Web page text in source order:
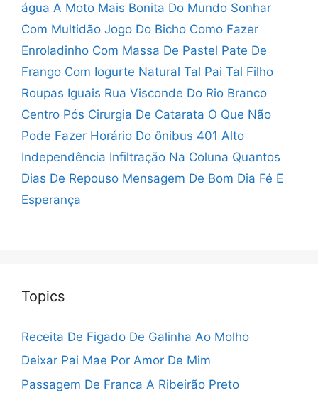
água A Moto Mais Bonita Do Mundo Sonhar
Com Multidão Jogo Do Bicho Como Fazer
Enroladinho Com Massa De Pastel Pate De
Frango Com Iogurte Natural Tal Pai Tal Filho
Roupas Iguais Rua Visconde Do Rio Branco
Centro Pós Cirurgia De Catarata O Que Não
Pode Fazer Horário Do ônibus 401 Alto
Independência Infiltração Na Coluna Quantos
Dias De Repouso Mensagem De Bom Dia Fé E
Esperança
Topics
Receita De Figado De Galinha Ao Molho
Deixar Pai Mae Por Amor De Mim
Passagem De Franca A Ribeirão Preto